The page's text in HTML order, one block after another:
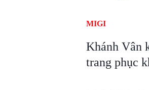
MIGI
Khánh Vân
trang phục